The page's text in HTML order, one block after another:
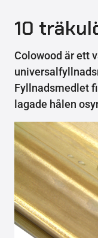
10
Colowood är ett
Fyllnadsmedlet
lagade hålen